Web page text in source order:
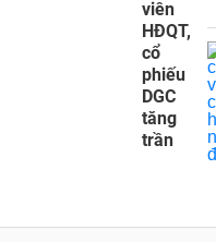
viên
HĐQT,
cổ
phiếu
DGC
tăng
trần